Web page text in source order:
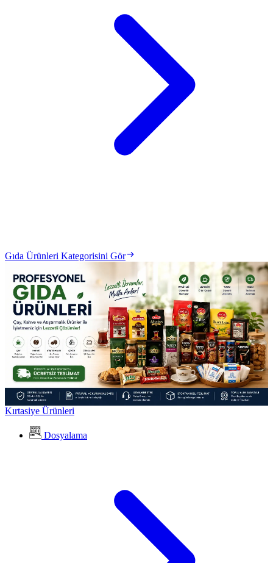
Gıda Ürünleri Kategorisini Gör
Kırtasiye Ürünleri
Dosyalama